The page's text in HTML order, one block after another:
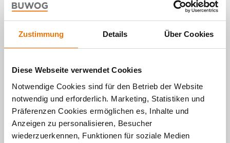
Zustimmung Details Über Cookies
Diese Webseite verwendet Cookies
Notwendige Cookies sind für den Betrieb der Website
notwendig und erforderlich. Marketing, Statistiken und
Präferenzen Cookies ermöglichen es, Inhalte und
Anzeigen zu personalisieren, Besucher
wiederzuerkennen, Funktionen für soziale Medien
Pressesprecher der BUWOG in Deutschland mit der
seinem Studium der Medienwirtschaft an der
Hochschule RheinMain in Wiesbaden und Toulouse
(Frankreich) war er als Journalist und
Medienmanager für verschiedene Medien und
Unternehmen tätig.